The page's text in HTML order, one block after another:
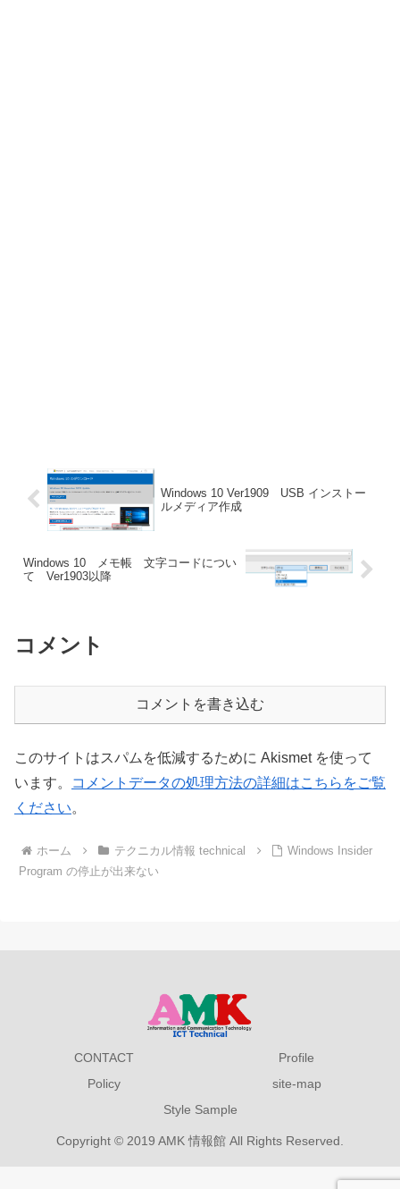
Windows 10 Ver1909 USB インストー
ルメディア作成
Windows 10 メモ帳 文字コードについ
て Ver1903以降
コメント
コメントを書き込む
このサイトはスパムを低減するために Akismet を使って
います。
コメントデータの処理方法の詳細はこちらをご覧
ください。
ホーム テクニカル情報 technical
Windows Insider
Program の停止が出来ない
CONTACT
Profile
Policy
site-map
Style Sample
Copyright © 2019 AMK 情報館 All Rights Reserved.